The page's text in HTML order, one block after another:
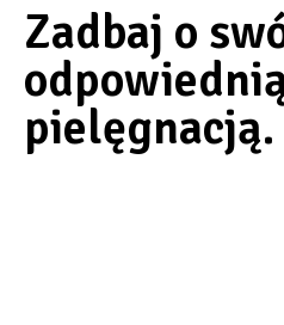
Zadbaj o
pielęgnacją.